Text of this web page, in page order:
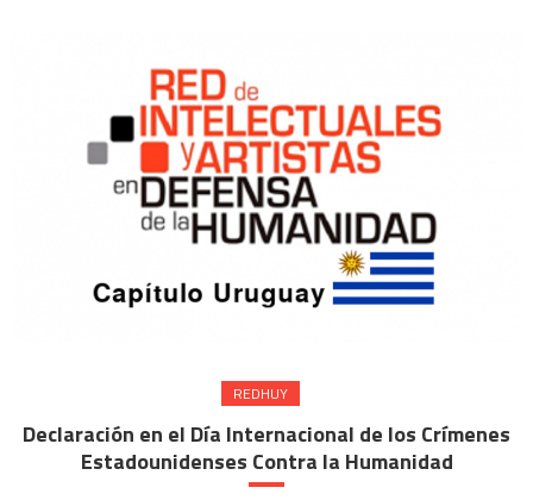
REDHUY
Declaración en el Día Internacional de los Crímenes
Estadounidenses Contra la Humanidad